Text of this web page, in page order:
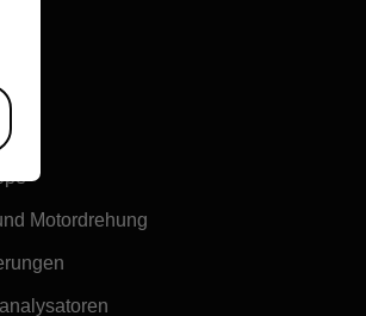
Motordrehung